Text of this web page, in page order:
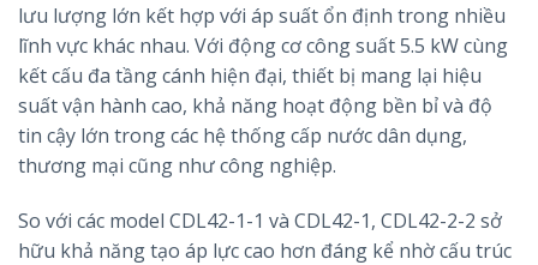
lưu lượng lớn kết hợp với áp suất ổn định trong nhiều
lĩnh vực khác nhau. Với động cơ công suất 5.5 kW cùng
kết cấu đa tầng cánh hiện đại, thiết bị mang lại hiệu
suất vận hành cao, khả năng hoạt động bền bỉ và độ
tin cậy lớn trong các hệ thống cấp nước dân dụng,
thương mại cũng như công nghiệp.
So với các model CDL42-1-1 và CDL42-1, CDL42-2-2 sở
hữu khả năng tạo áp lực cao hơn đáng kể nhờ cấu trúc